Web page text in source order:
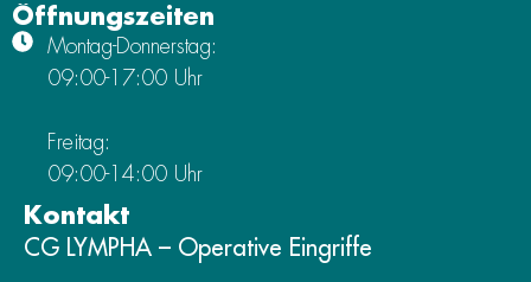
Öffnungszeiten
Montag-Donnerstag:
09:00-17:00 Uhr
Freitag:
09:00-14:00 Uhr
Kontakt
CG LYMPHA – Operative Eingriffe